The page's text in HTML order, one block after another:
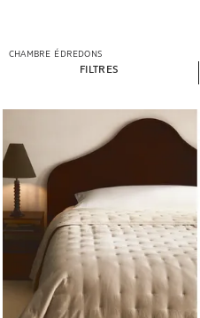
CHAMBRE ÉDREDONS
FILTRES